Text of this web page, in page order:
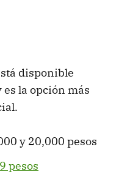
disponible
la opción más
y 20,000 pesos
pesos